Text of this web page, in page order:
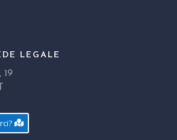
LEGALE
19